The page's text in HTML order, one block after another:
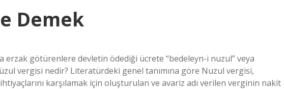
Demek
erzak götürenlere devletin ödediği ücrete “bedeleyn-i nuzul” veya
vergisi nedir? Literatürdeki genel tanımına göre Nuzul vergisi,
karşılamak için oluşturulan ve avariz adı verilen verginin nakit